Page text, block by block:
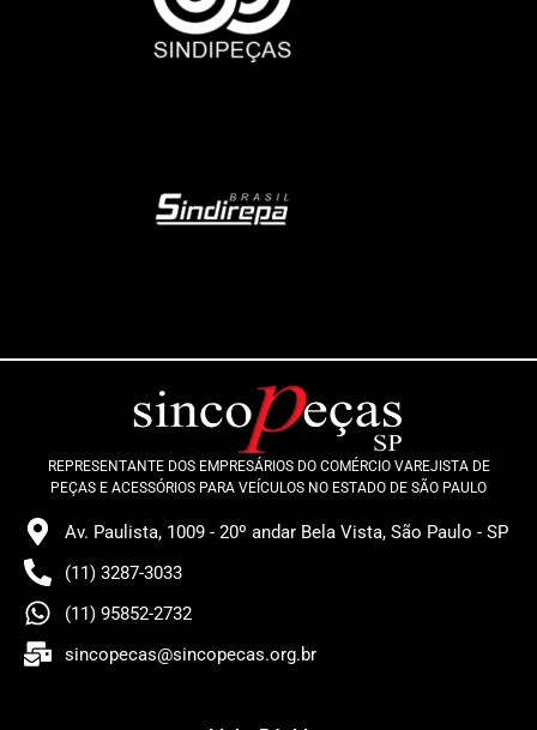
REPRESENTANTE DOS EMPRESÁRIOS DO COMÉRCIO VAREJISTA DE
PEÇAS E ACESSÓRIOS PARA VEÍCULOS NO ESTADO DE SÃO PAULO
Av. Paulista, 1009 - 20º andar Bela Vista, São Paulo - SP
(11) 3287-3033
(11) 95852-2732
sincopecas@sincopecas.org.br